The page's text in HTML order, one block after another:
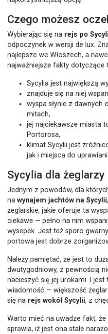
Czego możesz
Wybierając się na rejs po
odpoczynek w wersji de lux.
najlepsze we Włoszech, a
najważniejsze fakty dotyczące
Sycylia jest największą
znajduje się na niej
wyspa słynie z dawnych
mitach,
jej najciekawsze miasta
Portorosa,
klimat Sycylii jest
jak i miejsca do
Sycylia dla żeglarzy
Jednym z powodów, dla
na wynajem jachtów na Sycylii
żeglarskie, jakie oferuje ta
ciekawe — pełno na nim
wysepek. Jest też sporo
portowa jest dobrze
Należy pamiętać, że jest to
dwutygodniowy, z pewnością
nacieszyć się jej urokami. I jest
wiadomość — większość
się na rejs wokół Sycylii, z
Warto mieć na uwadze fakt, że
sprawia, iż jest ona stale